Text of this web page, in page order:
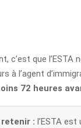
c’est que l’ESTA
à l’agent
72 heures
retenir : l’ESTA